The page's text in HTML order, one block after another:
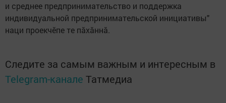
и среднее предпринимательство и поддержка
индивидуальной предпринимательской инициативы"
наци проекчӗпе те пӑхӑннӑ.
Следите за самым важным и интересным в
Telegram-канале Татмедиа